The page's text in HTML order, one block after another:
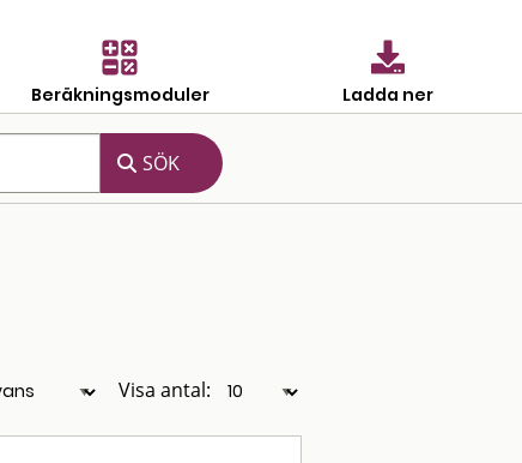
Beräkningsmoduler Ladda ner
Visa antal: